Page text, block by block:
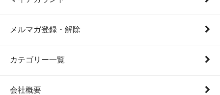
メルマガ登録・解除
カテゴリー一覧
会社概要